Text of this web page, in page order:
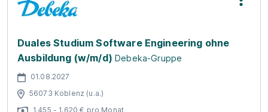
Duales Studium Software Engineering ohne
Ausbildung (w/m/d) Debeka-Gruppe
01.08.2027
56073 Koblenz (u.a.)
1.455 - 1.620 € pro Monat